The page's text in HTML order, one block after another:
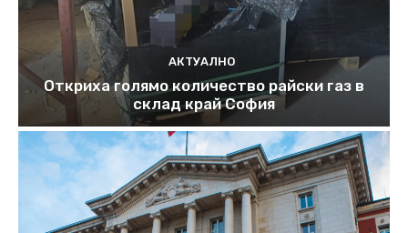
АКТУАЛНО
Откриха голямо количество райски газ в
склад край София